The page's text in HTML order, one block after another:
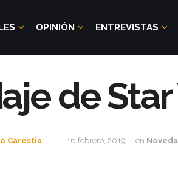
OPINIÓN ENTREVISTAS
de
Carestia 16 febrero, 2019 en